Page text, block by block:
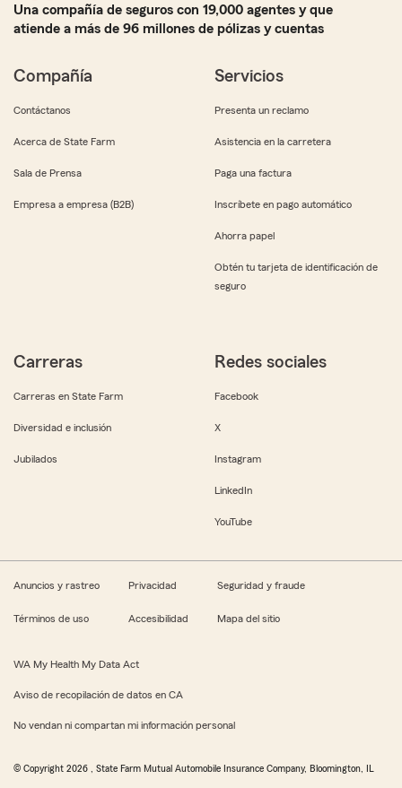
Una compañía de seguros con 19,000 agentes y que
atiende a más de 96 millones de pólizas y cuentas
Compañía
Contáctanos
Acerca de State Farm
Sala de Prensa
Empresa a empresa (B2B)
Servicios
Presenta un reclamo
Asistencia en la carretera
Paga una factura
Inscríbete en pago automático
Ahorra papel
Obtén tu tarjeta de identificación de
seguro
Carreras
Carreras en State Farm
Diversidad e inclusión
Jubilados
Redes sociales
Facebook
X
Instagram
LinkedIn
YouTube
Anuncios y rastreo Privacidad Seguridad y fraude
Términos de uso Accesibilidad Mapa del sitio
WA My Health My Data Act
Aviso de recopilación de datos en CA
No vendan ni compartan mi información personal
© Copyright 2026 , State Farm Mutual Automobile Insurance Company, Bloomington, IL